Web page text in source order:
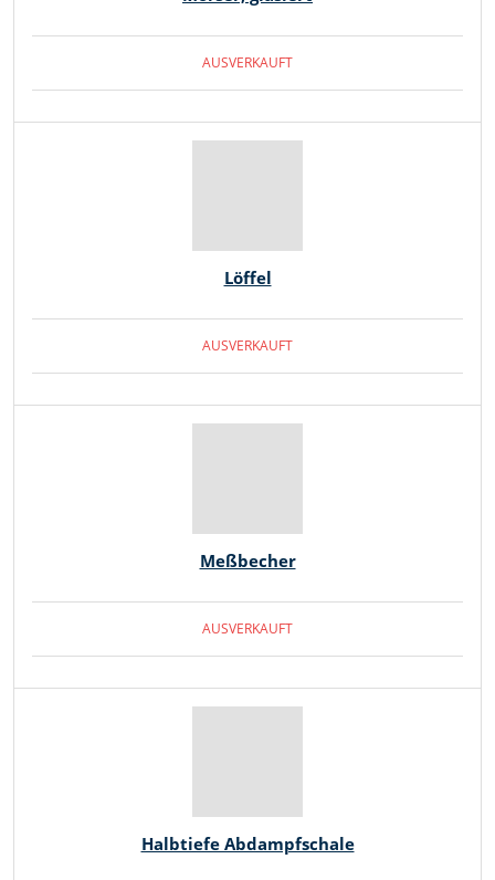
AUSVERKAUFT
Löffel
AUSVERKAUFT
Meßbecher
AUSVERKAUFT
Halbtiefe Abdampfschale